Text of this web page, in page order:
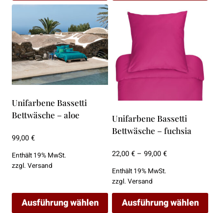
Dieses
Produkt
weist
mehrere
Varianten
auf.
Die
Optionen
können
der
Produktseite
gewählt
Produkt
weist
mehrere
Varianten
auf.
Die
Optionen
können
auf
Produktseite
gewählt
werden
Unifarbene Bassetti
Bettwäsche – aloe
99,00€
Enthält 19% MwSt.
zzgl. Versand
Ausführung wählen
Unifarbene Bassetti
Bettwäsche – fuchsia
22,00€– 99,00€Preisspanne:
Enthält 19% MwSt.
zzgl. Versand
Ausführung wählen